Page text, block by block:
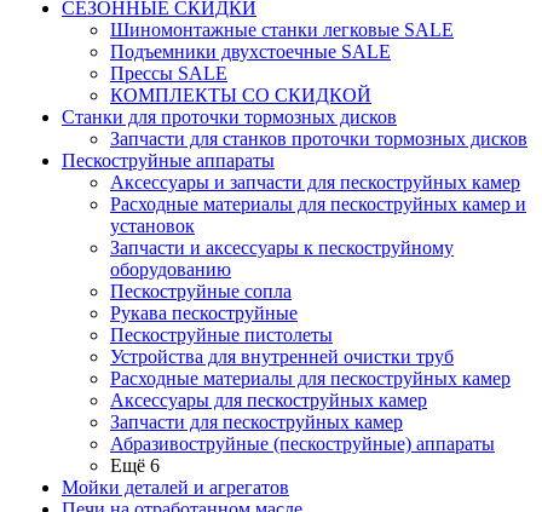
СЕЗОННЫЕ СКИДКИ
Шиномонтажные станки легковые SALE
Подъемники двухстоечные SALE
Прессы SALE
КОМПЛЕКТЫ СО СКИДКОЙ
Станки для проточки тормозных дисков
Запчасти для станков проточки тормозных дисков
Пескоструйные аппараты
Аксессуары и запчасти для пескоструйных камер
Расходные материалы для пескоструйных камер и
установок
Запчасти и аксессуары к пескоструйному
оборудованию
Пескоструйные сопла
Рукава пескоструйные
Пескоструйные пистолеты
Устройства для внутренней очистки труб
Расходные материалы для пескоструйных камер
Аксессуары для пескоструйных камер
Запчасти для пескоструйных камер
Абразивоструйные (пескоструйные) аппараты
Ещё 6
Мойки деталей и агрегатов